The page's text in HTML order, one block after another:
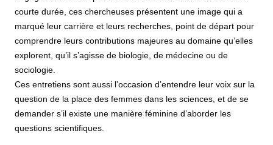
courte durée, ces chercheuses présentent une image qui a
marqué leur carrière et leurs recherches, point de départ pour
comprendre leurs contributions majeures au domaine qu’elles
explorent, qu’il s’agisse de biologie, de médecine ou de
sociologie.
Ces entretiens sont aussi l’occasion d’entendre leur voix sur la
question de la place des femmes dans les sciences, et de se
demander s’il existe une manière féminine d’aborder les
questions scientifiques.